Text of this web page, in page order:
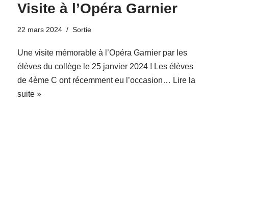
Visite à l’Opéra Garnier
22 mars 2024 Sortie
Une visite mémorable à l’Opéra Garnier par les
élèves du collège le 25 janvier 2024 ! Les élèves
de 4ème C ont récemment eu l’occasion… Lire la
suite »